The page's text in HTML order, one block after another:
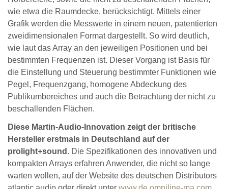
wie etwa die Raumdecke, berücksichtigt. Mittels einer
Grafik werden die Messwerte in einem neuen, patentierten
zweidimensionalen Format dargestellt. So wird deutlich,
wie laut das Array an den jeweiligen Positionen und bei
bestimmten Frequenzen ist. Dieser Vorgang ist Basis für
die Einstellung und Steuerung bestimmter Funktionen wie
Pegel, Frequenzgang, homogene Abdeckung des
Publikumbereiches und auch die Betrachtung der nicht zu
beschallenden Flächen.
Diese Martin-Audio-Innovation zeigt der britische
Hersteller erstmals in Deutschland auf der
prolight+sound . Die Spezifikationen des innovativen und
kompakten Arrays erfahren Anwender, die nicht so lange
warten wollen, auf der Website des deutschen Distributors